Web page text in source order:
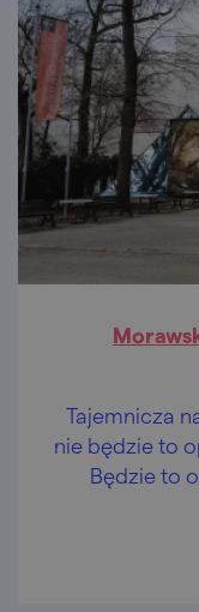
Tajemnicza
nie będzie to
Będzie to